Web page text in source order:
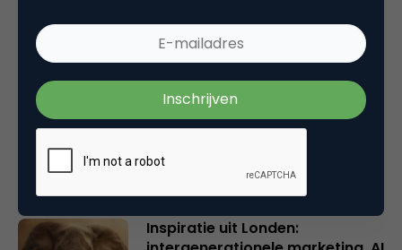
Creatieve sector als aanjager
van innovatie en ontsluiter en
belangrijker en urgenter dan
Inspiratie uit Londen: